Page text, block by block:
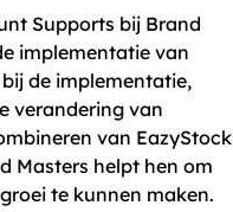
Supports bij Brand
implementatie van
de implementatie,
verandering van
van EazyStock
Masters helpt hen om
te kunnen maken.